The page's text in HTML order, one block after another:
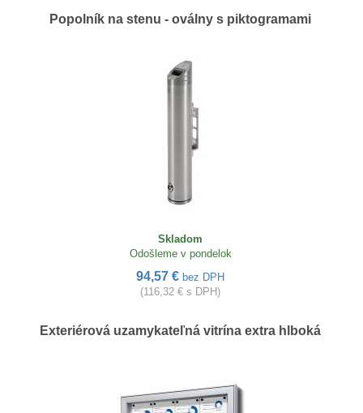
Popolník na stenu - oválny s piktogramami
Skladom
Odošleme v pondelok
94,57 € bez DPH
(116,32 € s DPH)
Exteriérová uzamykateľná vitrína extra hlboká